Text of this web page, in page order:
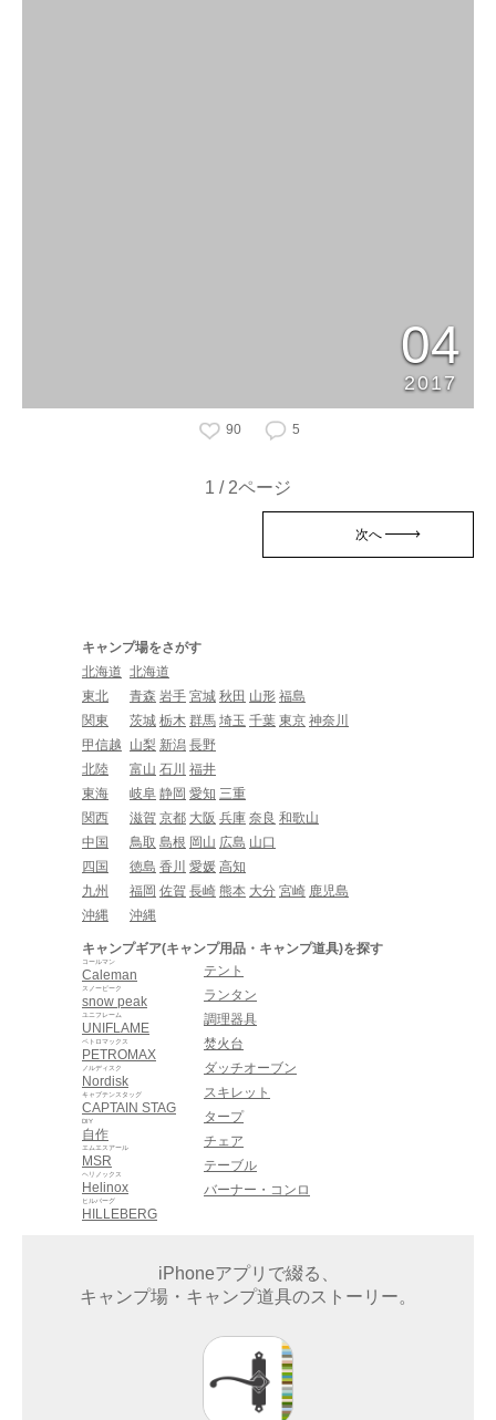
04
2017
90 5
1 / 2ページ
次へ
キャンプ場をさがす
北海道 北海道
東北
青森 岩手 宮城 秋田 山形 福島
関東
茨城 栃木 群馬 埼玉 千葉 東京 神奈川
甲信越
山梨 新潟 長野
北陸
富山 石川 福井
東海
岐阜 静岡 愛知 三重
関西
滋賀 京都 大阪 兵庫 奈良 和歌山
中国
鳥取 島根 岡山 広島 山口
四国
徳島 香川 愛媛 高知
九州
福岡 佐賀 長崎 熊本 大分 宮崎 鹿児島
沖縄
沖縄
キャンプギア(キャンプ用品・キャンプ道具)を探す
Caleman
コールマン
snow peak
スノーピーク
UNIFLAME
ユニフレーム
PETROMAX
ペトロマックス
Nordisk
ノルディスク
CAPTAIN STAG
キャプテンスタッグ
自作
DIY
MSR
エムエスアール
Helinox
ヘリノックス
HILLEBERG
ヒルバーグ
テント
ランタン
調理器具
焚火台
ダッチオーブン
スキレット
タープ
チェア
テーブル
バーナー・コンロ
iPhoneアプリで綴る、
キャンプ場・キャンプ道具のストーリー。